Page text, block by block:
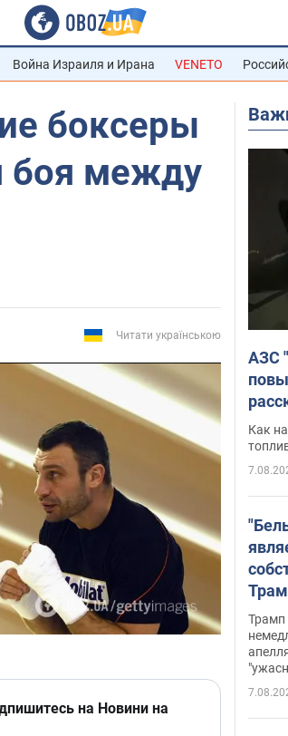
Война Израиля и Ирана VENETO
боксеры
боя между
Читати українською
на Новини на
АЗС
Как
Трамп